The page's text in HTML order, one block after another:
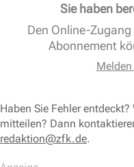
Sie haben
Den Online-
Abonnement
Haben Sie Fehler
mitteilen? Dann
redaktion@zfk.de.